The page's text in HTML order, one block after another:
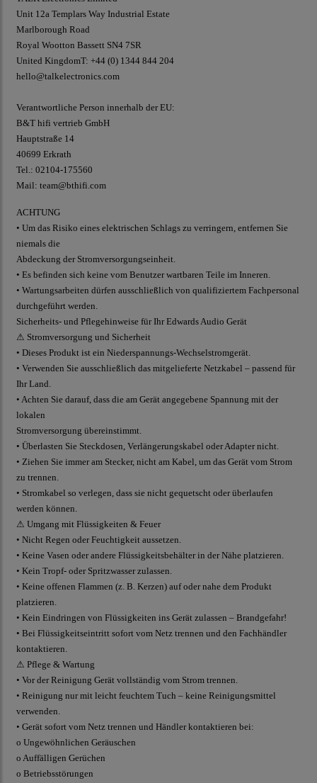
Unit 12a Templars Way Industrial Estate
Marlborough Road
Royal Wootton Bassett SN4 7SR
United KingdomT: +44 (0) 1344 844 204
hello@talkelectronics.com
Verantwortliche Person innerhalb der EU:
B&T hifi vertrieb GmbH
Hauptstraße 14
40699 Erkrath
Tel.: 02104-175560
Mail: team@bthifi.com
ACHTUNG
• Um das Risiko eines elektrischen Schlags zu verringern, entfernen Sie
niemals die
Abdeckung der Stromversorgungseinheit.
• Es befinden sich keine vom Benutzer wartbaren Teile im Inneren.
• Wartungsarbeiten dürfen ausschließlich von qualifiziertem Fachpersonal
durchgeführt werden.
Sicherheits- und Pflegehinweise für Ihr Edwards Audio Gerät
⚠ Stromversorgung und Sicherheit
• Dieses Produkt ist ein Niederspannungs-Wechselstromgerät.
• Verwenden Sie ausschließlich das mitgelieferte Netzkabel – passend für
Ihr Land.
• Achten Sie darauf, dass die am Gerät angegebene Spannung mit der
lokalen
Stromversorgung übereinstimmt.
• Überlasten Sie Steckdosen, Verlängerungskabel oder Adapter nicht.
• Ziehen Sie immer am Stecker, nicht am Kabel, um das Gerät vom Strom
zu trennen.
• Stromkabel so verlegen, dass sie nicht gequetscht oder überlaufen
werden können.
⚠ Umgang mit Flüssigkeiten & Feuer
• Nicht Regen oder Feuchtigkeit aussetzen.
• Keine Vasen oder andere Flüssigkeitsbehälter in der Nähe platzieren.
• Kein Tropf- oder Spritzwasser zulassen.
• Keine offenen Flammen (z. B. Kerzen) auf oder nahe dem Produkt
platzieren.
• Kein Eindringen von Flüssigkeiten ins Gerät zulassen – Brandgefahr!
• Bei Flüssigkeitseintritt sofort vom Netz trennen und den Fachhändler
kontaktieren.
⚠ Pflege & Wartung
• Vor der Reinigung Gerät vollständig vom Strom trennen.
• Reinigung nur mit leicht feuchtem Tuch – keine Reinigungsmittel
verwenden.
• Gerät sofort vom Netz trennen und Händler kontaktieren bei:
o Ungewöhnlichen Geräuschen
o Auffälligen Gerüchen
o Betriebsstörungen